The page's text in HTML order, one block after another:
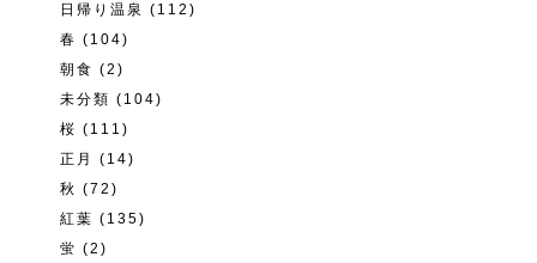
日帰り温泉 (112)
春 (104)
朝食 (2)
未分類 (104)
桜 (111)
正月
(14)
秋 (72)
紅葉 (135)
蛍 (2)